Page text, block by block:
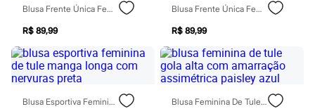
Mari Maria
Mascavo
Niina Secrets
Océane
Payot
Rabanne
Real Techniques
Vizzela
Blusa Frente Única Feminina De Tule Franzida Arabescos Rosa
R$ 89,99
Blusa Frente Única Feminina De Tule Franzida Vinho
R$ 89,99
Blusa Esportiva Feminina De Tule Manga Longa Com Nervuras Preta Blusa Feminina De Tule Gola Alta Com Amarração Assimétrica Paisley Azul